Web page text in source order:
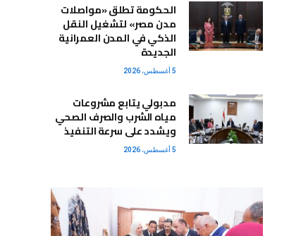
الحكومة تطلق «مواصلات
مدن مصر» لتشغيل النقل
الذكي في المدن العمرانية
الجديدة
5 أغسطس، 2026
مدبولي يتابع مشروعات
مياه الشرب والصرف الصحي
ويشدد على سرعة التنفيذ
5 أغسطس، 2026